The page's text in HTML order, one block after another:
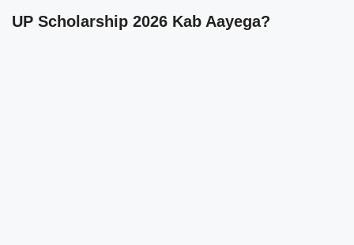
UP Scholarship 2026 Kab Aayega?